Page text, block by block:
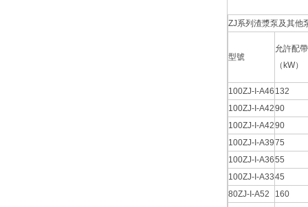
ZJ系列渣漿泵及其他
型號
允許配
（kW）
100ZJ-I-A46 132
100ZJ-I-A4290
100ZJ-I-A4290
100ZJ-I-A3975
100ZJ-I-A3655
100ZJ-I-A3345
80ZJ-I-A52
160